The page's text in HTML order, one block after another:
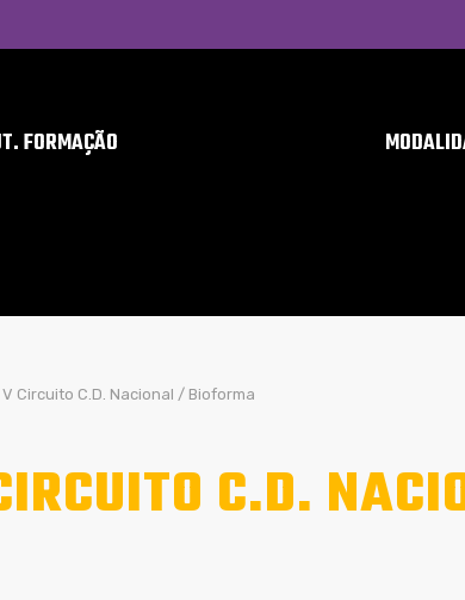
FORMAÇÃO
V Circuito C.D. Nacional / Bioforma
C.D.